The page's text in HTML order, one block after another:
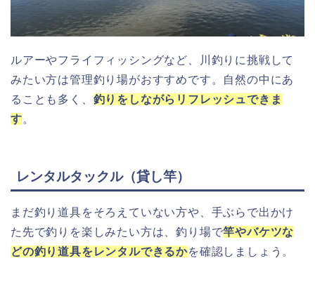
ルアーやフライフィッシングなど、川釣りに挑戦して
みたい方は管理釣り場がおすすめです。自然の中にあ
ることも多く、 釣りをしながらリフレッシュできま
す。
レンタルタックル（貸し竿）
まだ釣り道具をそろえていない方や、手ぶらで出かけ
た先で釣りを楽しみたい方は、釣り場で竿やバケツな
どの釣り道具をレンタルできるかを確認しましょう。